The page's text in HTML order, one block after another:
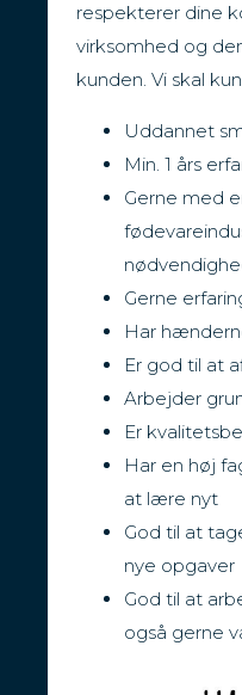
respekterer dine
virksomhed og
kunden. Vi skal
Uddannet
Min. 1 års
Gerne med
Gerne
Har
Er god til at
Arbejder
Er
Har en høj
at lære nyt
God til at
nye opgaver
God til at
også gerne